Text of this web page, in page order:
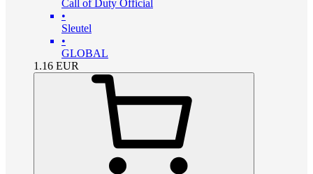
Call of Duty Official
•
Sleutel
•
GLOBAL
1.16 EUR